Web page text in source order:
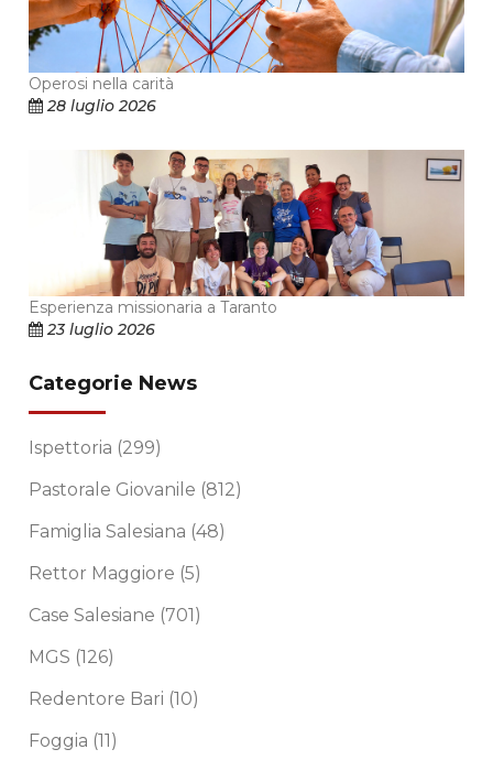
Operosi nella carità
28 luglio 2026
Esperienza missionaria a Taranto
23 luglio 2026
Categorie News
Ispettoria (299)
Pastorale Giovanile (812)
Famiglia Salesiana (48)
Rettor Maggiore (5)
Case Salesiane (701)
MGS (126)
Redentore Bari (10)
Foggia (11)